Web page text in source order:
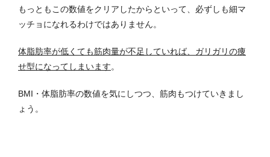
もっともこの数値をクリアしたからといって、必ずしも細マ
ッチョになれるわけではありません。
体脂肪率が低くても筋肉量が不足していれば、ガリガリの痩
せ型になってしまいます。
BMI・体脂肪率の数値を気にしつつ、筋肉もつけていきまし
ょう。